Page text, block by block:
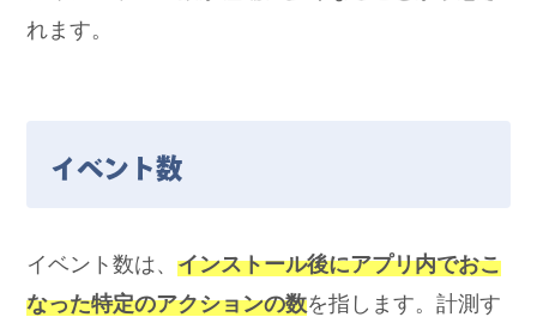
れます。
イベント数
イベント数は、インストール後にアプリ内でおこ
なった特定のアクションの数を指します。計測す